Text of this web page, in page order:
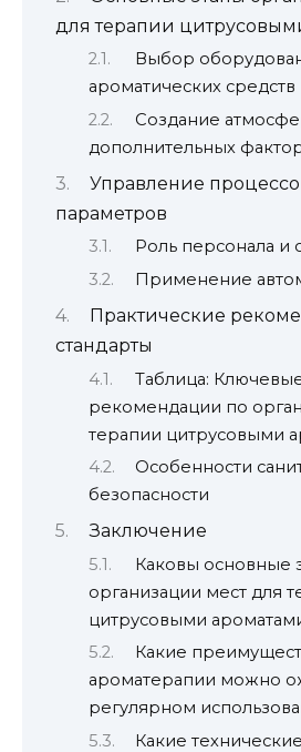
для терапии
Выбор
ароматических средств
Создание
дополнительных
Управление
параметров
Роль персонала и
Применение
Практические
стандарты
Таблица:
рекомендации по
терапии цитрусовыми
Особенности
безопасности
Заключение
Каковы основные
организации мест для
цитрусовыми
Какие
ароматерапии можно
регулярном
Какие